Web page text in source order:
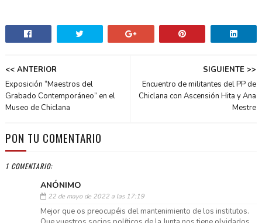
SIGUIENTE >>
Encuentro de militantes del PP de
Chiclana con Ascensión Hita y Ana
Mestre
<< ANTERIOR
Exposición “Maestros del
Grabado Contemporáneo” en el
Museo de Chiclana
PON TU COMENTARIO
1 COMENTARIO:
ANÓNIMO
22 de mayo de 2022 a las 17:19
Mejor que os preocupéis del mantenimiento de los institutos.